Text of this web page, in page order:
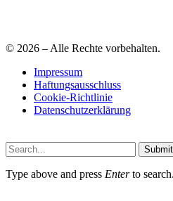
© 2026 – Alle Rechte vorbehalten.
Impressum
Haftungsausschluss
Cookie-Richtlinie
Datenschutzerklärung
Submit
Type above and press Enterto